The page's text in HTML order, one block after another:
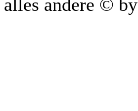
alles andere © by